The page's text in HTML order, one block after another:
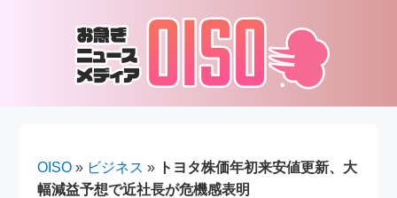
OISO » ビジネス »
トヨタ株価年初来安値更新、大
幅減益予想で近社長が危機感表明